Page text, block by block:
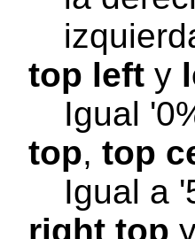
top left y
Igual
top, top
Igual a
right top